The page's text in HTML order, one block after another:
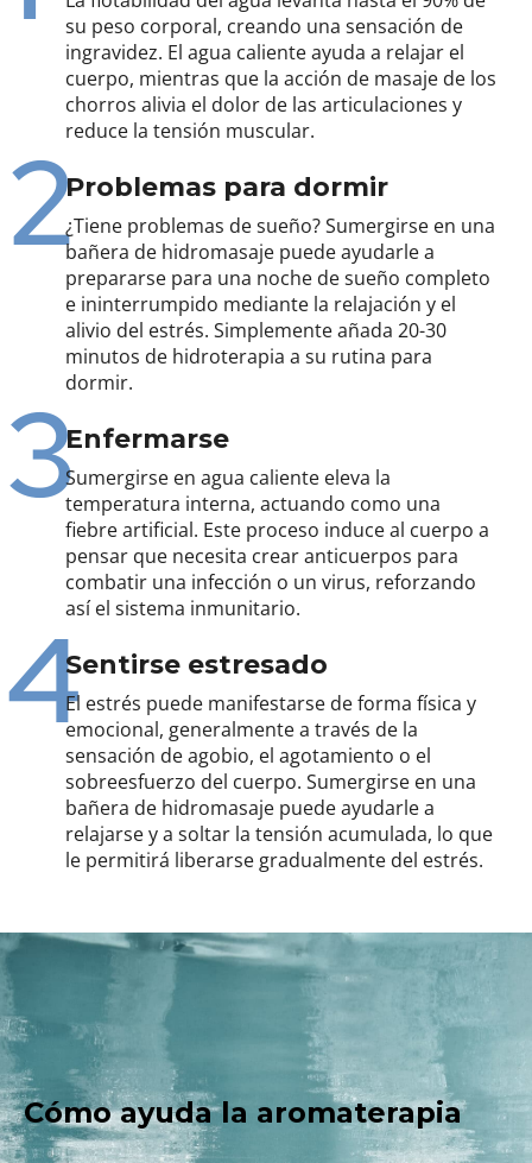
su peso corporal, creando una sensación de
ingravidez. El agua caliente ayuda a relajar el
cuerpo, mientras que la acción de masaje de los
chorros alivia el dolor de las articulaciones y
reduce la tensión muscular.
2Problemas para dormir
¿Tiene problemas de sueño? Sumergirse en una
bañera de hidromasaje puede ayudarle a
prepararse para una noche de sueño completo
e ininterrumpido mediante la relajación y el
alivio del estrés. Simplemente añada 20-30
minutos de hidroterapia a su rutina para
dormir.
3Enfermarse
Sumergirse en agua caliente eleva la
temperatura interna, actuando como una
fiebre artificial. Este proceso induce al cuerpo a
pensar que necesita crear anticuerpos para
combatir una infección o un virus, reforzando
así el sistema inmunitario.
Sentirse estresado
El estrés puede manifestarse de forma física y
emocional, generalmente a través de la
sensación de agobio, el agotamiento o el
sobreesfuerzo del cuerpo. Sumergirse en una
bañera de hidromasaje puede ayudarle a
relajarse y a soltar la tensión acumulada, lo que
le permitirá liberarse gradualmente del estrés.
4
Cómo ayuda la aromaterapia